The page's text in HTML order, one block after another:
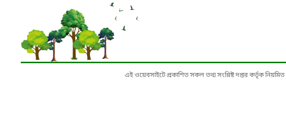
এই ওয়েবসাইটে প্রকাশিত সকল তথ্য সংশ্লিষ্ট দপ্তর কর্তৃক নিয়মিত